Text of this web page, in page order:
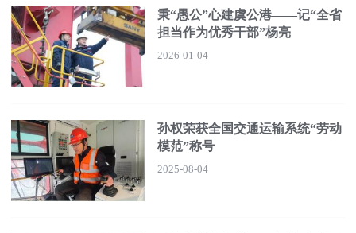
秉“愚公”心建虞公港——记“全省
担当作为优秀干部”杨亮
2026-01-04
孙权荣获全国交通运输系统“劳动
模范”称号
2025-08-04